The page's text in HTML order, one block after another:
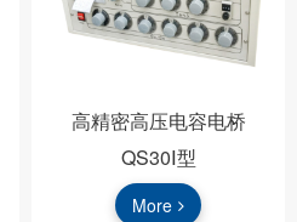
高精密高压电容电桥
QS30Ⅰ型
More